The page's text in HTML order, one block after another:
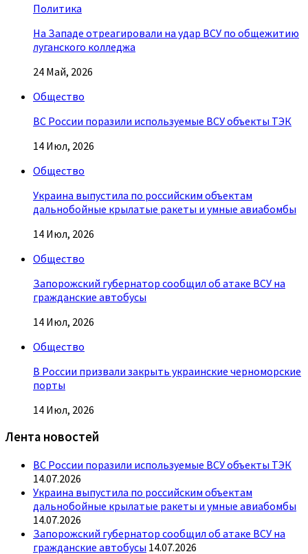
Политика
На Западе отреагировали на удар ВСУ по общежитию
луганского колледжа
24 Май, 2026
Общество
ВС России поразили используемые ВСУ объекты ТЭК
14 Июл, 2026
Общество
Украина выпустила по российским объектам
дальнобойные крылатые ракеты и умные авиабомбы
14 Июл, 2026
Общество
Запорожский губернатор сообщил об атаке ВСУ на
гражданские автобусы
14 Июл, 2026
Общество
В России призвали закрыть украинские черноморские
порты
14 Июл, 2026
Лента новостей
ВС России поразили используемые ВСУ объекты ТЭК
14.07.2026
Украина выпустила по российским объектам
дальнобойные крылатые ракеты и умные авиабомбы
14.07.2026
Запорожский губернатор сообщил об атаке ВСУ на
гражданские автобусы 14.07.2026